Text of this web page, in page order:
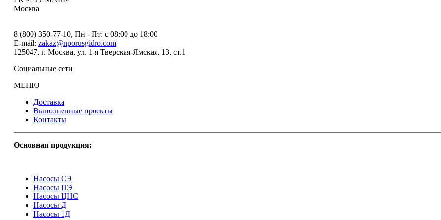
Москва
8 (800) 350-77-10, Пн - Пт: с 08:00 до 18:00
E-mail: zakaz@nporusgidro.com
125047, г. Москва, ул. 1-я Тверская-Ямская, 13, ст.1
Социальные сети
МЕНЮ
Доставка
Выполненные проекты
Контакты
Основная продукция:
Насосы СЭ
Насосы ПЭ
Насосы ЦНС
Насосы Д
Насосы 1Д